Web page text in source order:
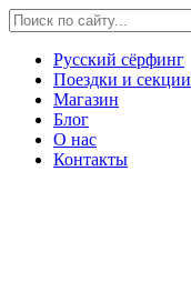
Русский сёрфинг
Поездки и секции
Магазин
Блог
О нас
Контакты